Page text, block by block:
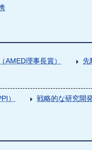
AMED理事長賞） 先
） 戦略的な研究開